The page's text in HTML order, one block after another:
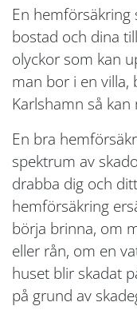
En
bostad och dina
olyckor som kan
man bor i en villa,
Karlshamn så
En bra
spektrum av
drabba dig och
hemförsäkring
börja brinna, om
eller rån, om en
huset blir skadat
på grund av